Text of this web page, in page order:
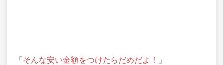
「そんな安い金額をつけたらだめだよ！」